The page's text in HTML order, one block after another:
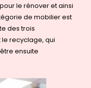
le rénover et ainsi
de mobilier est
des trois
recyclage, qui
ensuite